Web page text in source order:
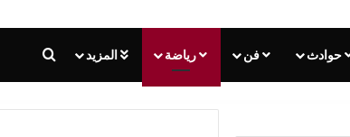
حوادث فن رياضة المزيد بحث عن